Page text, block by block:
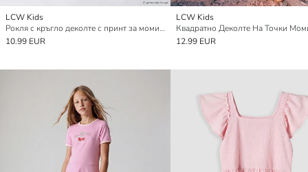
LCW Kids
Рокля с кръгло деколте с принт за момичета
10.99 EUR
LCW Kids
12.99 EUR